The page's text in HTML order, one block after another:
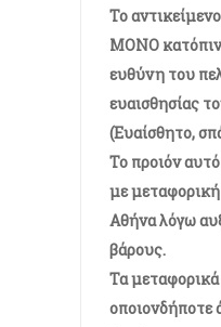
Το
ΜΟΝΟ
ευθύνη του
ευαισθησίας
(Ευαίσθητο,
Το προιόν
με
Αθήνα λόγω
βάρους.
Τα μεταφορικά
οποιονδήποτε